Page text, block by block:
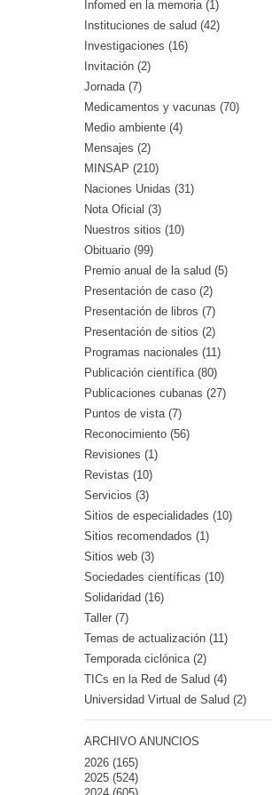
Infomed en la memoria (1)
Instituciones de salud (42)
Investigaciones (16)
Invitación (2)
Jornada (7)
Medicamentos y vacunas (70)
Medio ambiente (4)
Mensajes (2)
MINSAP (210)
Naciones Unidas (31)
Nota Oficial (3)
Nuestros sitios (10)
Obituario (99)
Premio anual de la salud (5)
Presentación de caso (2)
Presentación de libros (7)
Presentación de sitios (2)
Programas nacionales (11)
Publicación científica (80)
Publicaciones cubanas (27)
Puntos de vista (7)
Reconocimiento (56)
Revisiones (1)
Revistas (10)
Servicios (3)
Sitios de especialidades (10)
Sitios recomendados (1)
Sitios web (3)
Sociedades científicas (10)
Solidaridad (16)
Taller (7)
Temas de actualización (11)
Temporada ciclónica (2)
TICs en la Red de Salud (4)
Universidad Virtual de Salud (2)
ARCHIVO ANUNCIOS
2026(165)
2025(524)